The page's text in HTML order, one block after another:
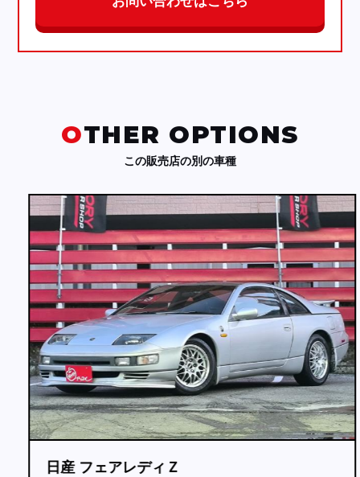
OTHER OPTIONS
この販売店の別の車種
日産 フェアレディＺ